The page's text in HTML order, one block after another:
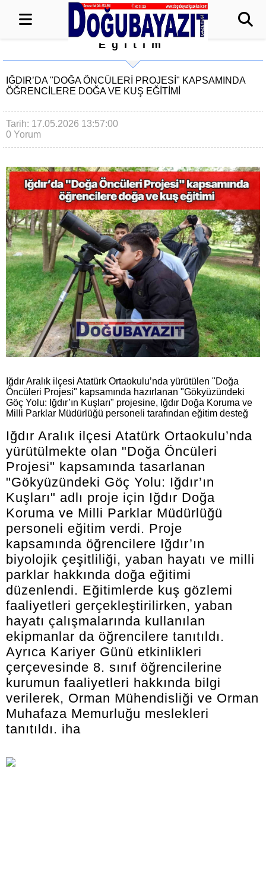
Eğitim
IĞDIR’DA "DOĞA ÖNCÜLERI PROJESI" KAPSAMINDA
ÖĞRENCILERE DOĞA VE KUŞ EĞITIMI
Tarih: 17.05.2026 13:57:00
0 Yorum
Iğdır Aralık ilçesi Atatürk Ortaokulu’nda yürütülen "Doğa
Öncüleri Projesi" kapsamında hazırlanan "Gökyüzündeki
Göç Yolu: Iğdır’ın Kuşları" projesine, Iğdır Doğa Koruma ve
Milli Parklar Müdürlüğü personeli tarafından eğitim desteğ
Iğdır Aralık ilçesi Atatürk Ortaokulu’nda
yürütülmekte olan "Doğa Öncüleri
Projesi" kapsamında tasarlanan
"Gökyüzündeki Göç Yolu: Iğdır’ın
Kuşları" adlı proje için Iğdır Doğa
Koruma ve Milli Parklar Müdürlüğü
personeli eğitim verdi. Proje
kapsamında öğrencilere Iğdır’ın
biyolojik çeşitliliği, yaban hayatı ve milli
parklar hakkında doğa eğitimi
düzenlendi. Eğitimlerde kuş gözlemi
faaliyetleri gerçekleştirilirken, yaban
hayatı çalışmalarında kullanılan
ekipmanlar da öğrencilere tanıtıldı.
Ayrıca Kariyer Günü etkinlikleri
çerçevesinde 8. sınıf öğrencilerine
kurumun faaliyetleri hakkında bilgi
verilerek, Orman Mühendisliği ve Orman
Muhafaza Memurluğu meslekleri
tanıtıldı. iha